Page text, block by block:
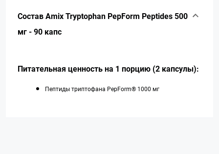
Состав Amix Tryptophan PepForm Peptides 500
мг - 90 капс
Питательная ценность на 1 порцию (2 капсулы):
Пептиды триптофана PepForm® 1000 мг